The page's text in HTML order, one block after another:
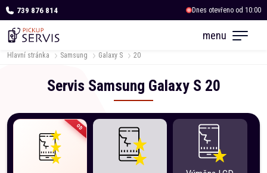
739 876 814
Dnes otevřeno od 10:00
Dnes otevřeno od 10:00
menu
Hlavní stránka Samsung Galaxy S 20
Servis Samsung Galaxy S 20
OD